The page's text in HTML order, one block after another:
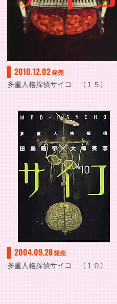
2010.12.02発売
多重人格探偵サイコ （１５）
2004.09.28発売
多重人格探偵サイコ （１０）